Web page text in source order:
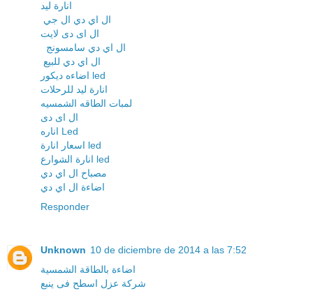
انارة ليد
ال اي دي ال جي
ال اى دى لايت
ال اي دي سامسونج
ال اي دي للبيع
اضاءه ديكور led
انارة ليد للرحلات
لمبات الطاقه الشمسيه
ال اى دى
اناره Led
اسعار انارة led
انارة الشوارع led
مصباح ال اي دي
اضاءة ال اي دي
Responder
Unknown 10 de diciembre de 2014 a las 7:52
اضاءة بالطاقة الشمسية
شركة عزل اسطح فى ينبع